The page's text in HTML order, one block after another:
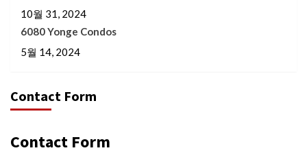
10월 31, 2024
6080 Yonge Condos
5월 14, 2024
Contact Form
Contact Form